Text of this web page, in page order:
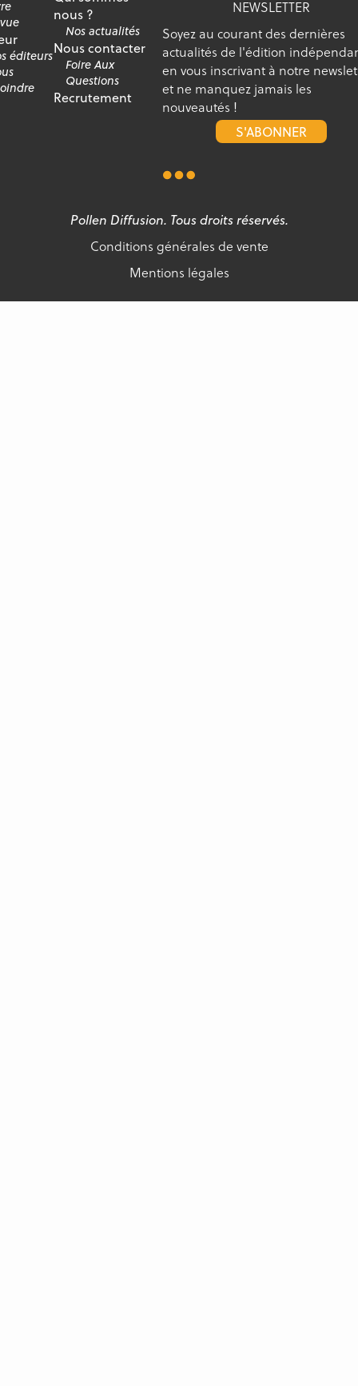
éditeurs
nous ?
Nos actualités
Nous contacter
Foire Aux
Questions
Recrutement
NEWSLETTER
Soyez au courant des dernières
actualités de l'édition
en vous inscrivant à notre
et ne manquez jamais les
nouveautés !
S'ABONNER
Pollen Diffusion. Tous droits réservés.
Conditions générales de vente
Mentions légales